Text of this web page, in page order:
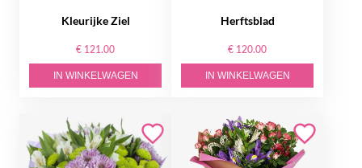
Kleurijke Ziel
€ 121.00
IN WINKELWAGEN
Herftsblad
€ 120.00
IN WINKELWAGEN